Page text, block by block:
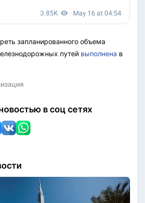
запланированного объема
путей выполнена в
в соц сетях